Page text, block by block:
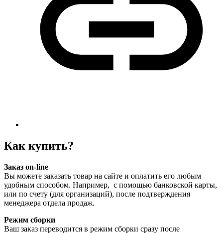
Как купить?
Заказ on-line
Вы можете заказать товар на сайте и оплатить его любым
удобным способом. Например, с помощью банковской карты,
или по счету (для организаций), после подтверждения
менеджера отдела продаж.
Режим сборки
Ваш заказ переводится в режим сборки сразу после